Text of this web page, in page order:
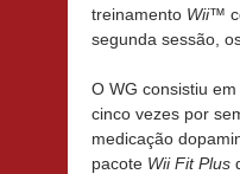
treinamento Wii™
segunda sessão,
O WG consistiu
cinco vezes por
medicação
pacote Wii Fit Plus